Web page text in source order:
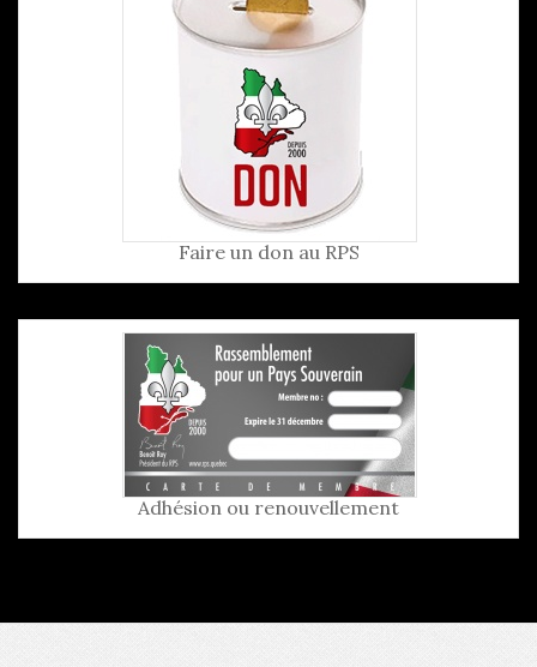
Faire un don au RPS
Adhésion ou renouvellement